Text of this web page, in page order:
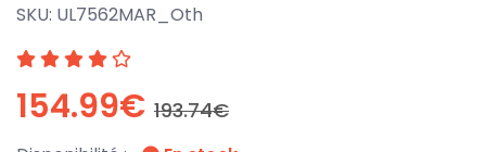
SKU: UL7562MAR_Oth
154.99€ 193.74€